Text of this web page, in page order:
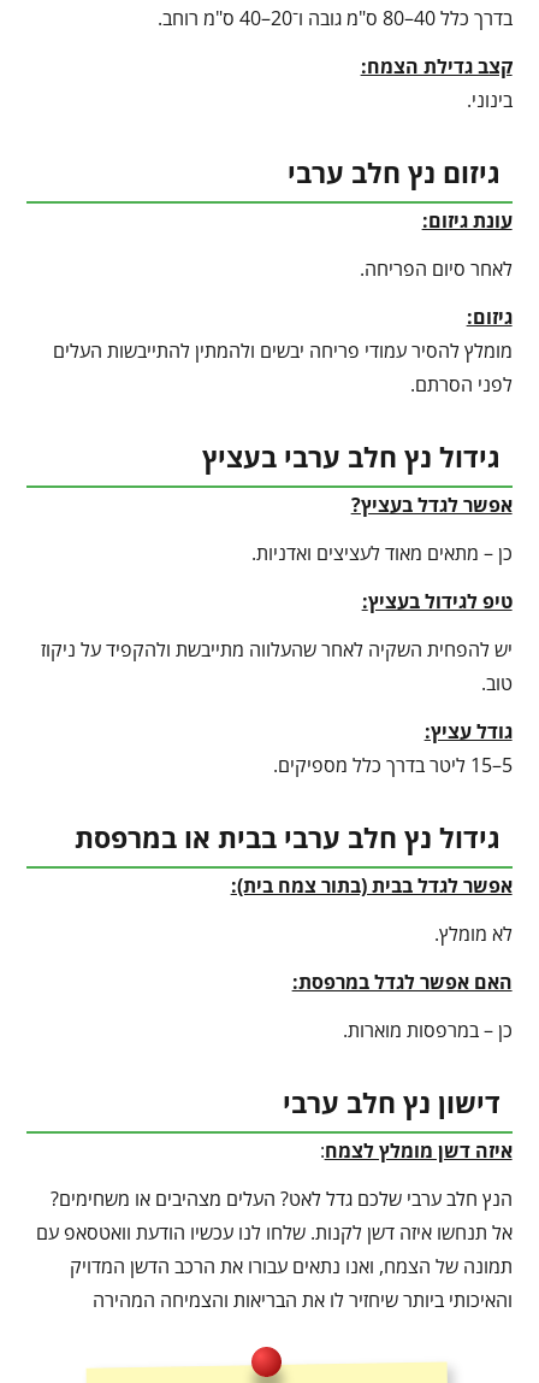
בדרך כלל 40–80 ס"מ גובה ו־20–40 ס"מ רוחב.
קצב גדילת הצמח:
בינוני.
גיזום נץ חלב ערבי
עונת גיזום:
לאחר סיום הפריחה.
גיזום:
מומלץ להסיר עמודי פריחה יבשים ולהמתין להתייבשות העלים
לפני הסרתם.
גידול נץ חלב ערבי בעציץ
אפשר לגדל בעציץ?
כן – מתאים מאוד לעציצים ואדניות.
טיפ לגידול בעציץ:
יש להפחית השקיה לאחר שהעלווה מתייבשת ולהקפיד על ניקוז
טוב.
גודל עציץ:
5–15 ליטר בדרך כלל מספיקים.
גידול נץ חלב ערבי בבית או במרפסת
אפשר לגדל בבית (בתור צמח בית):
לא מומלץ.
האם אפשר לגדל במרפסת:
כן – במרפסות מוארות.
דישון נץ חלב ערבי
איזה דשן מומלץ לצמח:
הנץ חלב ערבי שלכם גדל לאט? העלים מצהיבים או משחימים?
אל תנחשו איזה דשן לקנות. שלחו לנו עכשיו הודעת וואטסאפ עם
תמונה של הצמח, ואנו נתאים עבורו את הרכב הדשן המדויק
והאיכותי ביותר שיחזיר לו את הבריאות והצמיחה המהירה